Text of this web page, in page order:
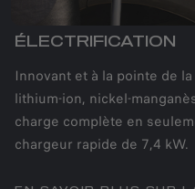
ÉLECTRIFICATION
Innovant et à la pointe de
lithium-ion, nickel-
charge complète en
chargeur rapide de 7,4 kW.